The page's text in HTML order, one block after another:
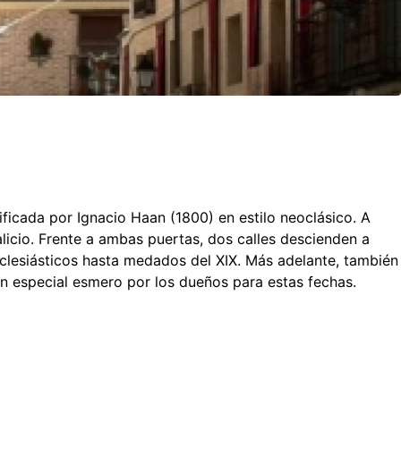
por Ignacio Haan (1800) en estilo neoclásico. A
Frente a ambas puertas, dos calles descienden a
hasta medados del XIX. Más adelante, también
esmero por los dueños para estas fechas.